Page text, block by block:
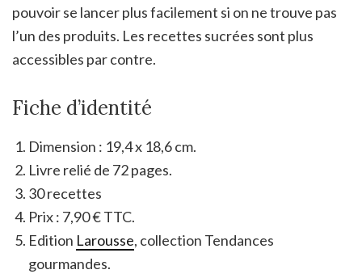
pouvoir se lancer plus facilement si on ne trouve pas
l’un des produits. Les recettes sucrées sont plus
accessibles par contre.
Fiche d’identité
Dimension : 19,4 x 18,6 cm.
Livre relié de 72 pages.
30 recettes
Prix : 7,90 € TTC.
Edition Larousse, collection Tendances
gourmandes.